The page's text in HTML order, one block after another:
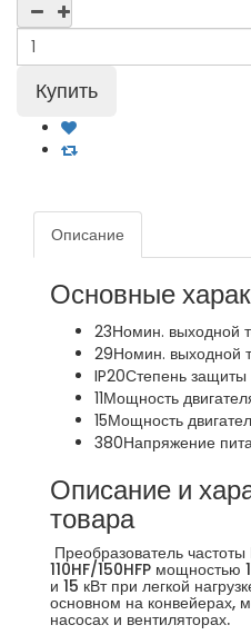
Описание
Основные
23Номин. выходной
29Номин. выходной
IP20Степень защиты
11Мощность
15Мощность
380Напряжение
Описание и
товара
Преобразователь
110HF/150HFP мощностью
и 15 кВт при легкой
основном на конвейерах,
насосах и вентиляторах.